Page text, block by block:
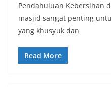
Pendahuluan Kebersihan
masjid sangat penting
yang khusyuk dan
Read More